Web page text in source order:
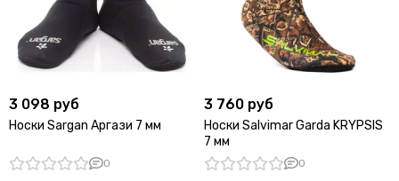
3 098 руб
Носки Sargan Аргази 7 мм
0
3 760 руб
Носки Salvimar Garda KRYPSIS
7 мм
0